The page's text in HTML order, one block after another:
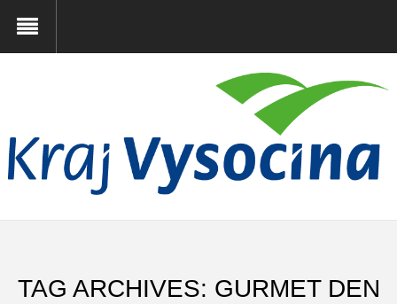
TAG ARCHIVES: GURMET DEN